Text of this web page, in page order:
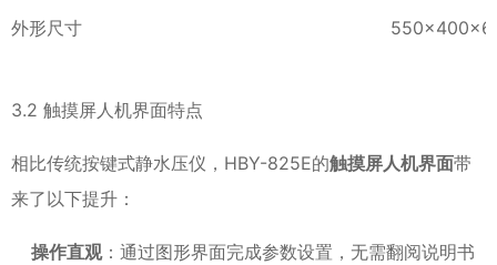
外形尺寸
3.2 触摸屏人机界面特点
相比传统按键式静水压仪，HBY-825E的触摸屏人机界面带
来了以下提升：
操作直观：通过图形界面完成参数设置，无需翻阅说明书